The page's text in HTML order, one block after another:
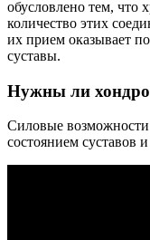
обусловлено тем, что
количество этих
их прием оказывает
суставы.
Нужны ли
Силовые
состоянием суставов и